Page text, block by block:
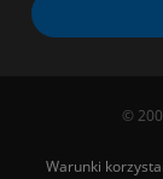
©
Warunki